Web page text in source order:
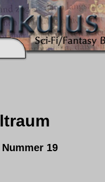
19